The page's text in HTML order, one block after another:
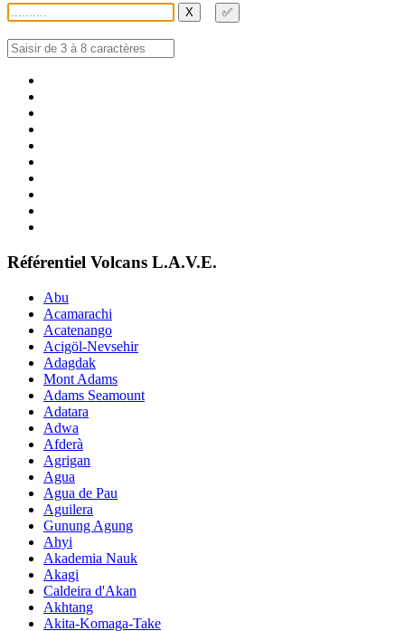
X ✅
Référentiel Volcans L.A.V.E.
Abu
Acamarachi
Acatenango
Acigöl-Nevsehir
Adagdak
Mont Adams
Adams Seamount
Adatara
Adwa
Afderà
Agrigan
Agua
Agua de Pau
Aguilera
Gunung Agung
Ahyi
Akademia Nauk
Akagi
Caldeira d'Akan
Akhtang
Akita-Komaga-Take